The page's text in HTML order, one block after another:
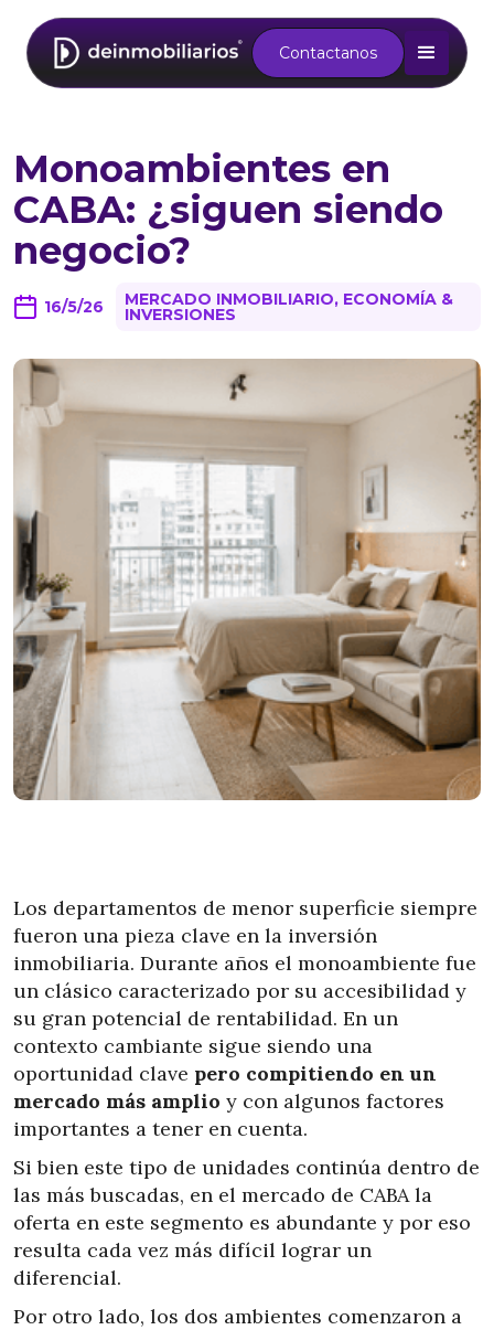
Monoambientes en
CABA: ¿siguen siendo
negocio?
16/5/26 MERCADO INMOBILIARIO, ECONOMÍA &
INVERSIONES
Contactanos
Los departamentos de menor superficie siempre
fueron una pieza clave en la inversión
inmobiliaria. Durante años el monoambiente fue
un clásico caracterizado por su accesibilidad y
su gran potencial de rentabilidad. En un
contexto cambiante sigue siendo una
oportunidad clave pero compitiendo en un
mercado más amplio y con algunos factores
importantes a tener en cuenta.
Si bien este tipo de unidades continúa dentro de
las más buscadas, en el mercado de CABA la
oferta en este segmento es abundante y por eso
resulta cada vez más difícil lograr un
diferencial.
Por otro lado, los dos ambientes comenzaron a